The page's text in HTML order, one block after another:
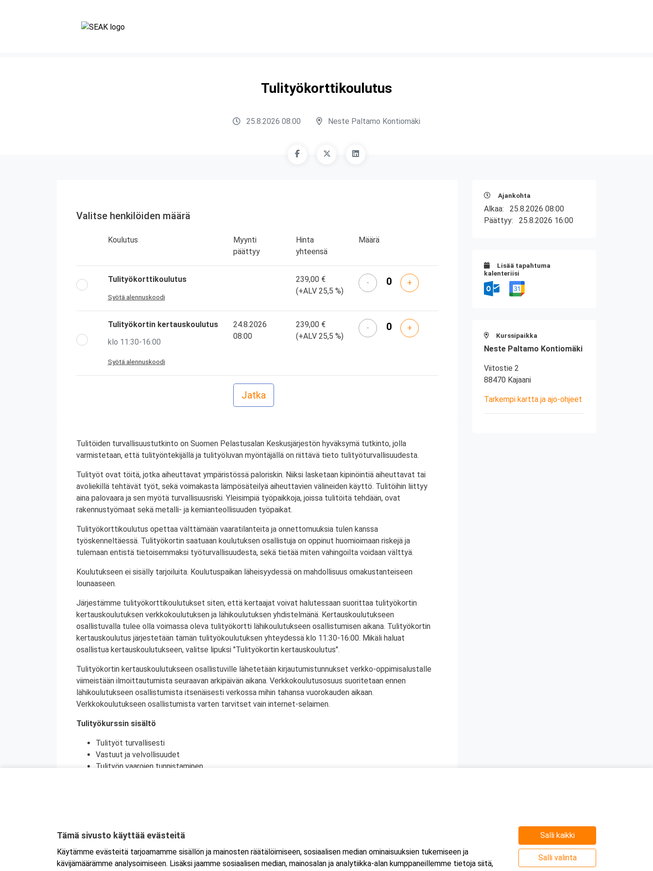
Tulityökorttikoulutus
25.8.2026 08:00 Neste Paltamo Kontiomäki
Valitse henkilöiden määrä
Koulutus
Myynti
päättyy
Hinta
yhteensä
Määrä
Tulityökorttikoulutus
Syötä alennuskoodi
239,00 €
(+ALV 25,5 %)
- +
Tulityökortin kertauskoulutus
klo 11:30-16:00
Syötä alennuskoodi
24.8.2026
08:00
239,00 €
(+ALV 25,5 %)
- +
Tulitöiden turvallisuustutkinto on Suomen Pelastusalan Keskusjärjestön hyväksymä tutkinto, jolla
varmistetaan, että tulityöntekijällä ja tulityöluvan myöntäjällä on riittävä tieto tulityöturvallisuudesta.
Tulityöt ovat töitä, jotka aiheuttavat ympäristössä paloriskin. Niiksi lasketaan kipinöintiä aiheuttavat tai
avoliekillä tehtävät työt, sekä voimakasta lämpösäteilyä aiheuttavien välineiden käyttö. Tulitöihin liittyy
aina palovaara ja sen myötä turvallisuusriski. Yleisimpiä työpaikkoja, joissa tulitöitä tehdään, ovat
rakennustyömaat sekä metalli- ja kemianteollisuuden työpaikat.
Tulityökorttikoulutus opettaa välttämään vaaratilanteita ja onnettomuuksia tulen kanssa
työskenneltäessä. Tulityökortin saatuaan koulutuksen osallistuja on oppinut huomioimaan riskejä ja
tulemaan entistä tietoisemmaksi työturvallisuudesta, sekä tietää miten vahingoilta voidaan välttyä.
Koulutukseen ei sisälly tarjoiluita. Koulutuspaikan läheisyydessä on mahdollisuus omakustanteiseen
lounaaseen.
Järjestämme tulityökorttikoulutukset siten, että kertaajat voivat halutessaan suorittaa tulityökortin
kertauskoulutuksen verkkokoulutuksen ja lähikoulutuksen yhdistelmänä. Kertauskoulutukseen
osallistuvalla tulee olla voimassa oleva tulityökortti lähikoulutukseen osallistumisen aikana. Tulityökortin
kertauskoulutus järjestetään tämän tulityökoulutuksen yhteydessä klo 11:30-16:00. Mikäli haluat
osallistua kertauskoulutukseen, valitse lipuksi "Tulityökortin kertauskoulutus".
Tulityökortin kertauskoulutukseen osallistuville lähetetään kirjautumistunnukset verkko-oppimisalustalle
viimeistään ilmoittautumista seuraavan arkipäivän aikana. Verkkokoulutusosuus suoritetaan ennen
lähikoulutukseen osallistumista itsenäisesti verkossa mihin tahansa vuorokauden aikaan.
Verkkokoulutukseen osallistumista varten tarvitset vain internet-selaimen.
Tulityökurssin sisältö
Tulityöt turvallisesti
Vastuut ja velvollisuudet
Tulityön vaarojen tunnistaminen
Tulityökortti on voimassa viisi vuotta. Tulityökortti on voimassa Suomen lisäksi myös Norjassa ja
Ruotsin tulityökoulutus uudistui heinäkuussa 2023, jonka seurauksena Suomessa myönnetty kortti ei ole
Ruotsissa enää pätevä.
Ajankohta
Alkaa: 25.8.2026 08:00
Päättyy: 25.8.2026 16:00
Lisää tapahtuma
kalenteriisi
Kurssipaikka
Neste Paltamo Kontiomäki
Viitostie 2
88470 Kajaani
Tarkempi kartta ja ajo-ohjeet
Tämä sivusto käyttää evästeitä
Käytämme evästeitä tarjoamamme sisällön ja mainosten räätälöimiseen, sosiaalisen median ominaisuuksien tukemiseen ja
kävijämäärämme analysoimiseen. Lisäksi jaamme sosiaalisen median, mainosalan ja analytiikka-alan kumppaneillemme tietoja siitä,
Salli kaikki
Salli valinta